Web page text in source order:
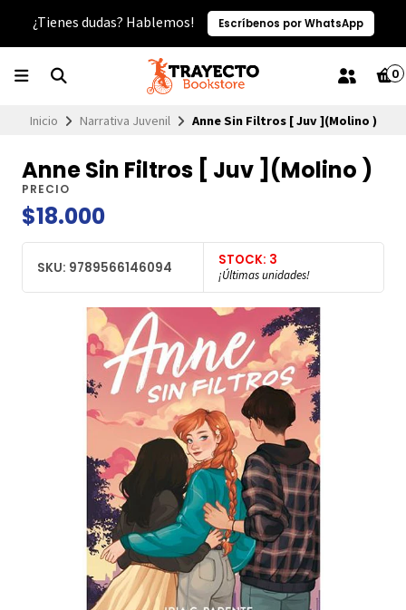
¿Tienes dudas? Hablemos! Escríbenos por WhatsApp
0
Inicio Narrativa Juvenil Anne Sin Filtros [ Juv ](Molino )
Anne Sin Filtros [ Juv ](Molino )
PRECIO
$18.000
SKU: 9789566146094 STOCK: 3
¡Últimas unidades!